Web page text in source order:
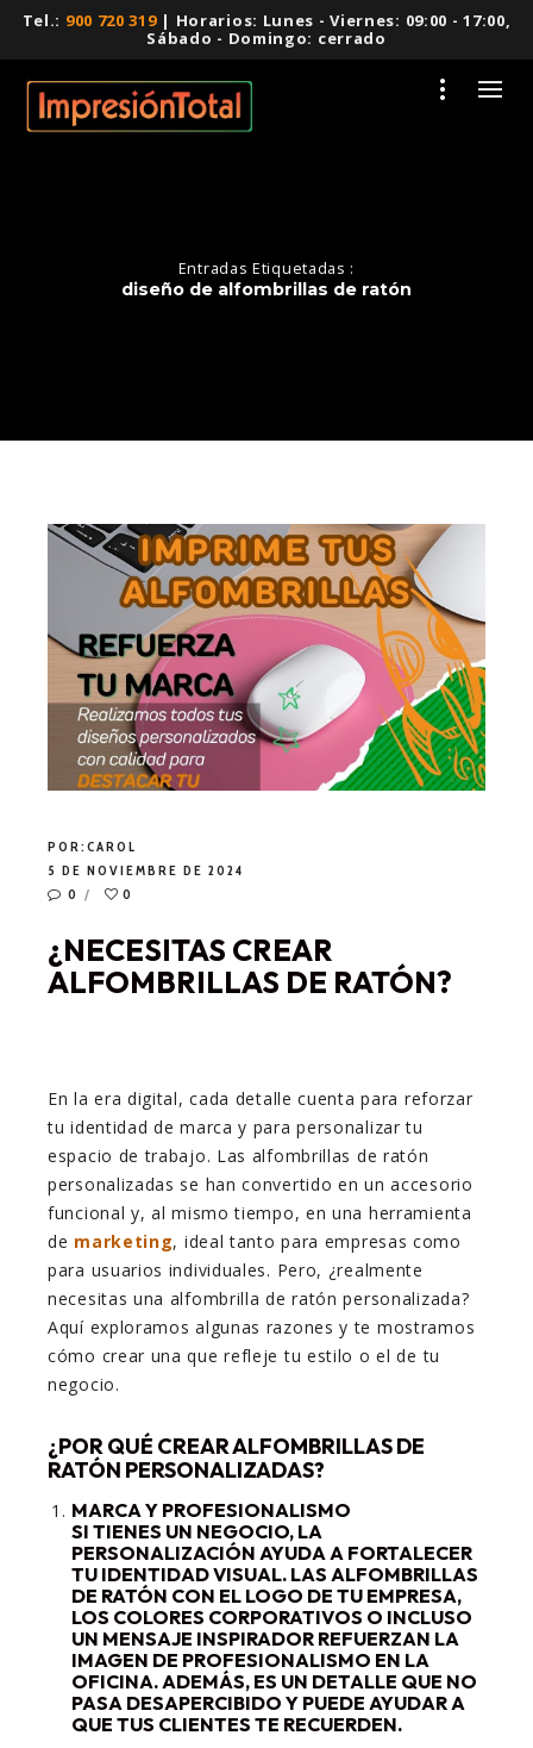
Tel.: 900 720 319| Horarios: Lunes - Viernes: 09:00 - 17:00,
Sábado - Domingo: cerrado
Entradas Etiquetadas :
diseño de alfombrillas de ratón
POR:CAROL
5 DE NOVIEMBRE DE 2024
0
0
¿NECESITAS CREAR
ALFOMBRILLAS DE RATÓN?
En la era digital, cada detalle cuenta para reforzar
tu identidad de marca y para personalizar tu
espacio de trabajo. Las alfombrillas de ratón
personalizadas se han convertido en un accesorio
funcional y, al mismo tiempo, en una herramienta
de marketing, ideal tanto para empresas como
para usuarios individuales. Pero, ¿realmente
necesitas una alfombrilla de ratón personalizada?
Aquí exploramos algunas razones y te mostramos
cómo crear una que refleje tu estilo o el de tu
negocio.
¿POR QUÉ CREAR ALFOMBRILLAS DE
RATÓN PERSONALIZADAS?
MARCA Y PROFESIONALISMO
SI TIENES UN NEGOCIO, LA
PERSONALIZACIÓN AYUDA A FORTALECER
TU IDENTIDAD VISUAL. LAS ALFOMBRILLAS
DE RATÓN CON EL LOGO DE TU EMPRESA,
LOS COLORES CORPORATIVOS O INCLUSO
UN MENSAJE INSPIRADOR REFUERZAN LA
IMAGEN DE PROFESIONALISMO EN LA
OFICINA. ADEMÁS, ES UN DETALLE QUE NO
PASA DESAPERCIBIDO Y PUEDE AYUDAR A
QUE TUS CLIENTES TE RECUERDEN.